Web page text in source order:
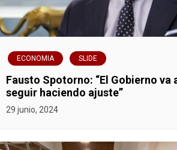
ECONOMIA SLIDE
Fausto Spotorno: “El Gobierno va
seguir haciendo ajuste”
29 junio, 2024